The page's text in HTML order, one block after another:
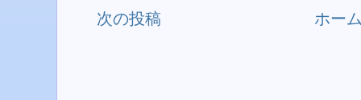
次の投稿 ホー